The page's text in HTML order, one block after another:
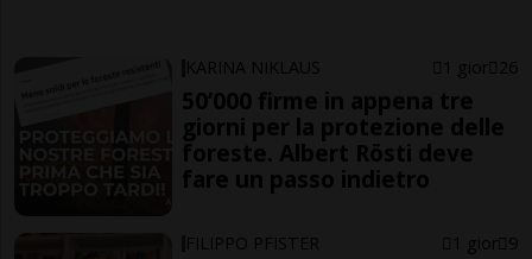
KARINA NIKLAUS 1 gior 26
50’000 firme in appena tre
giorni per la protezione delle
foreste. Albert Rösti deve
fare un passo indietro
FILIPPO PFISTER 1 gior 9